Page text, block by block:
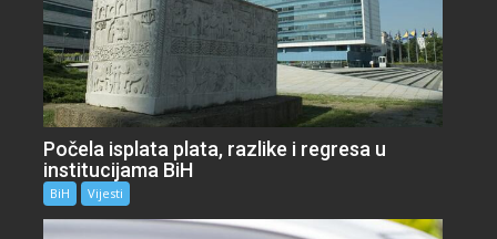
Počela isplata plata, razlike i regresa u
institucijama BiH
BiH Vijesti